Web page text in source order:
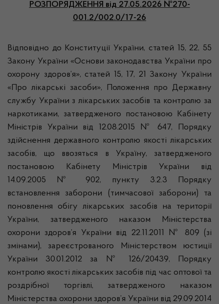
РОЗПОРЯДЖЕННЯ від 27.05.2026 №270-
001.2/002.0/17-26
Відповідно до Конституції України, статей 15, 22, 55
Закону України «Основи законодавства України про
охорону здоров’я», статей 15, 17, 21 Закону України
«Про лікарські засоби», Положення про Державну
службу України з лікарських засобів та контролю за
наркотиками, затвердженого постановою Кабінету
Міністрів України від 12.08.2015 № 647, Порядку
здійснення державного контролю якості лікарських
засобів, що ввозяться в Україну, затвердженого
постановою Кабінету Міністрів України від
14.09.2005 № 902, пункту 3.2.3 Порядку
встановлення заборони (тимчасової заборони) та
поновлення обігу лікарських засобів на території
України, затвердженого наказом Міністерства
охорони здоров’я України від 22.11.2011 № 809 (зі
змінами), зареєстрованого Міністерством юстиції
України 30.01.2012 за № 126/20439, Порядку
контролю якості лікарських засобів під час оптової та
роздрібної торгівлі, затвердженого наказом
Міністерства охорони здоров’я України від 29.09.2014